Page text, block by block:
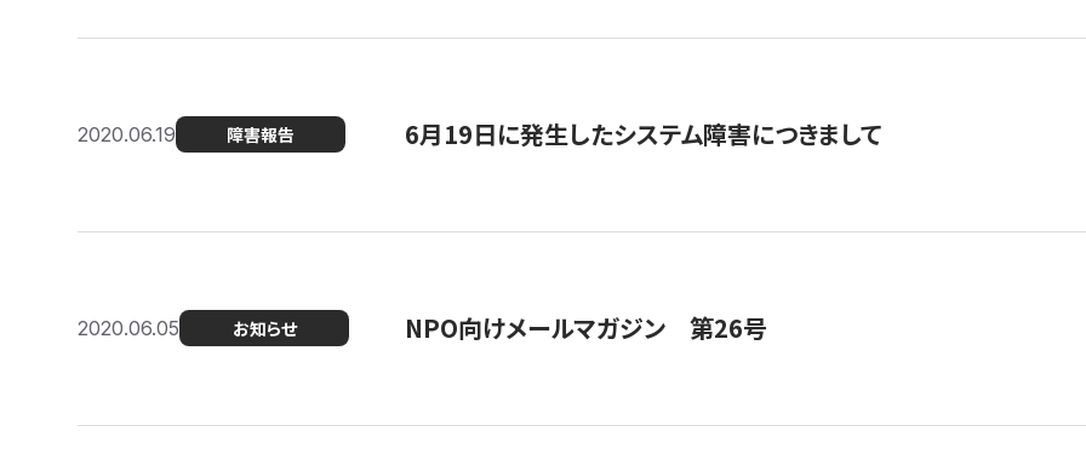
2020.06.19 障害報告 6月19日に発生したシステム障害につきまして
2020.06.05 お知らせ NPO向けメールマガジン 第26号